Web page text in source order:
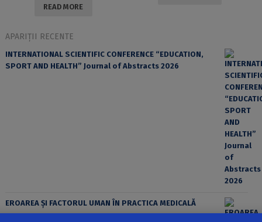
READ MORE
APARIȚII RECENTE
INTERNATIONAL SCIENTIFIC CONFERENCE “EDUCATION,
SPORT AND HEALTH” Journal of Abstracts 2026
EROAREA ȘI FACTORUL UMAN ÎN PRACTICA MEDICALĂ